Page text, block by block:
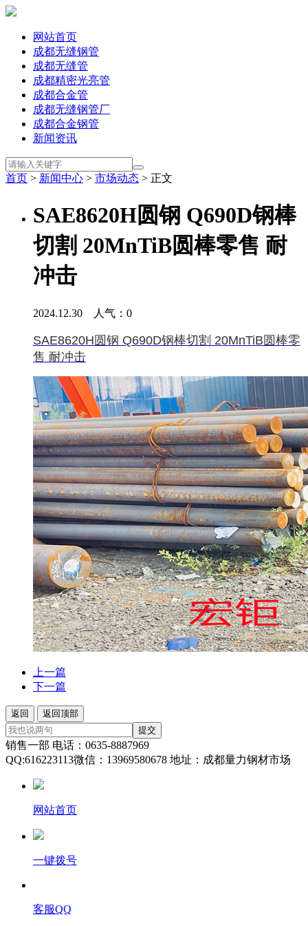
网站首页
成都无缝钢管
成都无缝管
成都精密光亮管
成都合金管
成都无缝钢管厂
成都合金钢管
新闻资讯
首页 > 新闻中心 > 市场动态 > 正文
SAE8620H圆钢 Q690D钢棒
切割 20MnTiB圆棒零售 耐
冲击
2024.12.30 人气： 0
SAE8620H圆钢 Q690D钢棒切割 20MnTiB圆棒零
售 耐冲击
上一篇
下一篇
返回
返回顶部
提交
销售一部 电话：0635-8887969
QQ:616223113微信：13969580678 地址：成都量力钢材市场
网站首页
一键拨号
客服QQ